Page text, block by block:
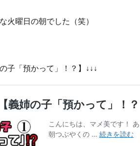
火曜日の朝でした（笑）
子「預かって」！？】↓↓↓